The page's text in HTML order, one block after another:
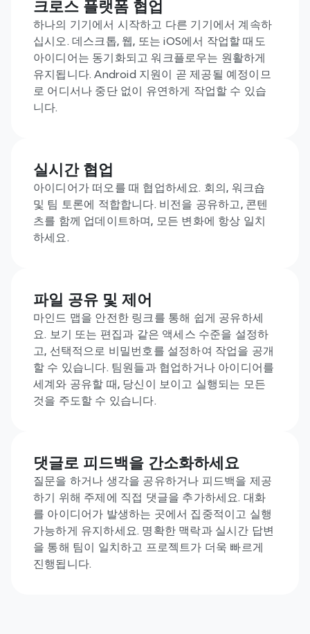
마트하게 만들어줍니다.
크로스 플랫폼 협업
하나의 기기에서 시작하고 다른 기기에서 계속하
십시오. 데스크톱, 웹, 또는 iOS에서 작업할 때도
아이디어는 동기화되고 워크플로우는 원활하게
유지됩니다. Android 지원이 곧 제공될 예정이므
로 어디서나 중단 없이 유연하게 작업할 수 있습
니다.
실시간 협업
아이디어가 떠오를 때 협업하세요. 회의, 워크숍
및 팀 토론에 적합합니다. 비전을 공유하고, 콘텐
츠를 함께 업데이트하며, 모든 변화에 항상 일치
하세요.
파일 공유 및 제어
마인드 맵을 안전한 링크를 통해 쉽게 공유하세
요. 보기 또는 편집과 같은 액세스 수준을 설정하
고, 선택적으로 비밀번호를 설정하여 작업을 공개
할 수 있습니다. 팀원들과 협업하거나 아이디어를
세계와 공유할 때, 당신이 보이고 실행되는 모든
것을 주도할 수 있습니다.
댓글로 피드백을 간소화하세요
질문을 하거나 생각을 공유하거나 피드백을 제공
하기 위해 주제에 직접 댓글을 추가하세요. 대화
를 아이디어가 발생하는 곳에서 집중적이고 실행
가능하게 유지하세요. 명확한 맥락과 실시간 답변
을 통해 팀이 일치하고 프로젝트가 더욱 빠르게
진행됩니다.